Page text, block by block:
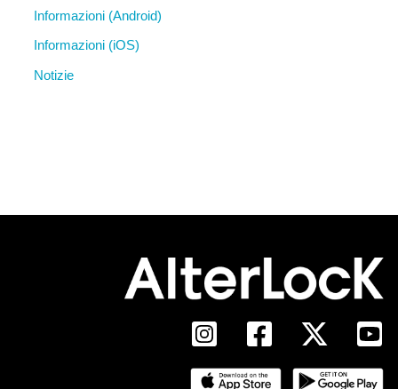
Informazioni (Android)
Informazioni (iOS)
Notizie